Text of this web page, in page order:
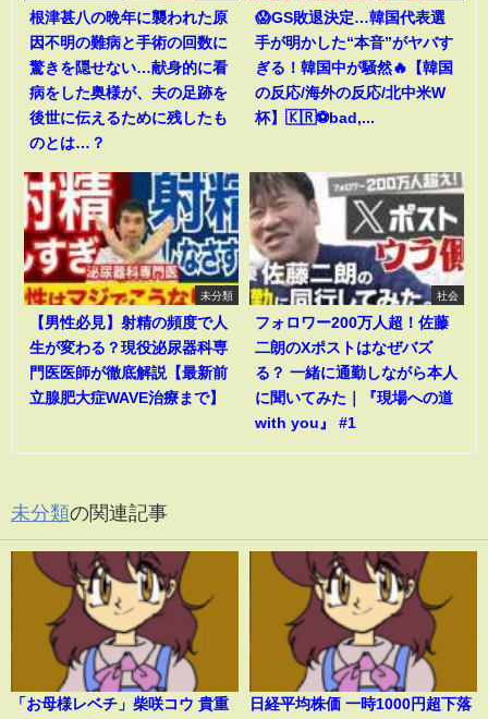
根津甚八の晩年に襲われた原
因不明の難病と手術の回数に
驚きを隠せない…献身的に看
病をした奥様が、夫の足跡を
後世に伝えるために残したも
のとは…？
😱GS敗退決定…韓国代表選
手が明かした“本音”がヤバす
ぎる！韓国中が騒然🔥【韓国
の反応/海外の反応/北中米W
杯】🇰🇷⚽bad,...
未分類
【男性必見】射精の頻度で人
生が変わる？現役泌尿器科専
門医医師が徹底解説【最新前
立腺肥大症WAVE治療まで】
社会
フォロワー200万人超！佐藤
二朗のXポストはなぜバズ
る？ 一緒に通勤しながら本人
に聞いてみた｜『現場への道
with you』 #1
未分類の関連記事
「お母様レベチ」柴咲コウ 貴重
日経平均株価 一時1000円超下落